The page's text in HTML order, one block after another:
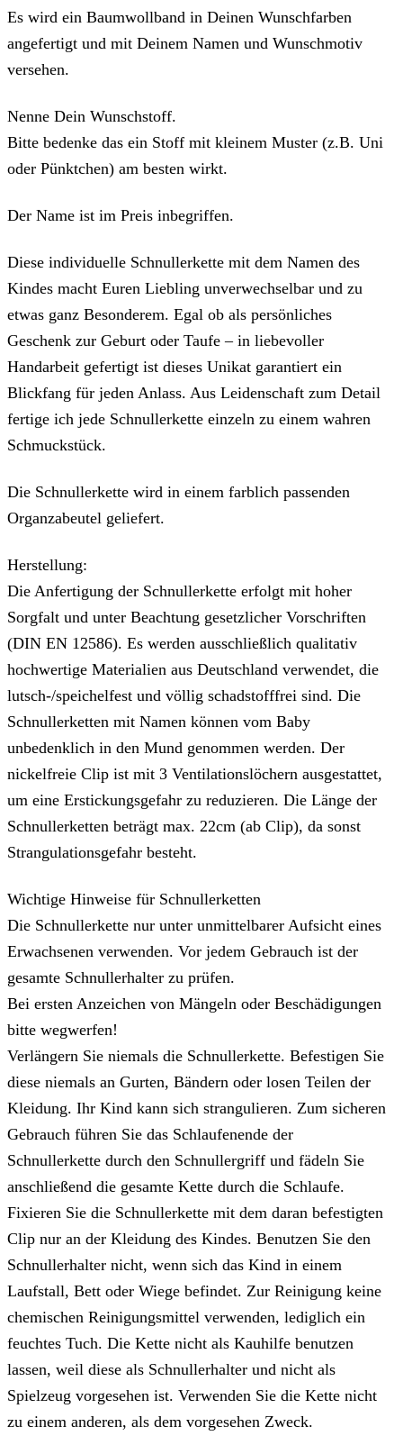
Es wird ein Baumwollband in Deinen Wunschfarben
angefertigt und mit Deinem Namen und Wunschmotiv
versehen.
Nenne Dein Wunschstoff.
Bitte bedenke das ein Stoff mit kleinem Muster (z.B. Uni
oder Pünktchen) am besten wirkt.
Der Name ist im Preis inbegriffen.
Diese individuelle Schnullerkette mit dem Namen des
Kindes macht Euren Liebling unverwechselbar und zu
etwas ganz Besonderem. Egal ob als persönliches
Geschenk zur Geburt oder Taufe – in liebevoller
Handarbeit gefertigt ist dieses Unikat garantiert ein
Blickfang für jeden Anlass. Aus Leidenschaft zum Detail
fertige ich jede Schnullerkette einzeln zu einem wahren
Schmuckstück.
Die Schnullerkette wird in einem farblich passenden
Organzabeutel geliefert.
Herstellung:
Die Anfertigung der Schnullerkette erfolgt mit hoher
Sorgfalt und unter Beachtung gesetzlicher Vorschriften
(DIN EN 12586). Es werden ausschließlich qualitativ
hochwertige Materialien aus Deutschland verwendet, die
lutsch-/speichelfest und völlig schadstofffrei sind. Die
Schnullerketten mit Namen können vom Baby
unbedenklich in den Mund genommen werden. Der
nickelfreie Clip ist mit 3 Ventilationslöchern ausgestattet,
um eine Erstickungsgefahr zu reduzieren. Die Länge der
Schnullerketten beträgt max. 22cm (ab Clip), da sonst
Strangulationsgefahr besteht.
Wichtige Hinweise für Schnullerketten
Die Schnullerkette nur unter unmittelbarer Aufsicht eines
Erwachsenen verwenden. Vor jedem Gebrauch ist der
gesamte Schnullerhalter zu prüfen.
Bei ersten Anzeichen von Mängeln oder Beschädigungen
bitte wegwerfen!
Verlängern Sie niemals die Schnullerkette. Befestigen Sie
diese niemals an Gurten, Bändern oder losen Teilen der
Kleidung. Ihr Kind kann sich strangulieren. Zum sicheren
Gebrauch führen Sie das Schlaufenende der
Schnullerkette durch den Schnullergriff und fädeln Sie
anschließend die gesamte Kette durch die Schlaufe.
Fixieren Sie die Schnullerkette mit dem daran befestigten
Clip nur an der Kleidung des Kindes. Benutzen Sie den
Schnullerhalter nicht, wenn sich das Kind in einem
Laufstall, Bett oder Wiege befindet. Zur Reinigung keine
chemischen Reinigungsmittel verwenden, lediglich ein
feuchtes Tuch. Die Kette nicht als Kauhilfe benutzen
lassen, weil diese als Schnullerhalter und nicht als
Spielzeug vorgesehen ist. Verwenden Sie die Kette nicht
zu einem anderen, als dem vorgesehen Zweck.